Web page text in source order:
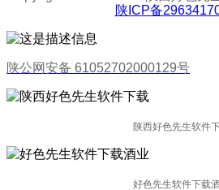
陕ICP备
陕公网安备 61052702000129号
陕西好色先生软件
好色先生软件下载